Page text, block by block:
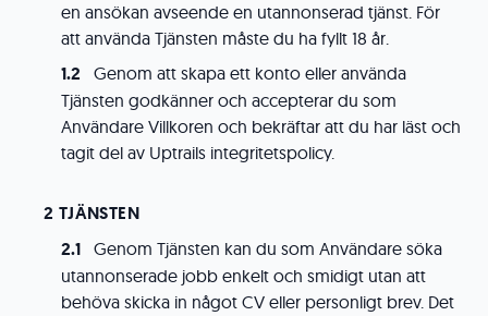
en ansökan avseende en utannonserad tjänst. För
att använda Tjänsten måste du ha fyllt 18 år.
Genom att skapa ett konto eller använda
Tjänsten godkänner och accepterar du som
Användare Villkoren och bekräftar att du har läst och
tagit del av Uptrails integritetspolicy.
TJÄNSTEN
Genom Tjänsten kan du som Användare söka
utannonserade jobb enkelt och smidigt utan att
behöva skicka in något CV eller personligt brev. Det